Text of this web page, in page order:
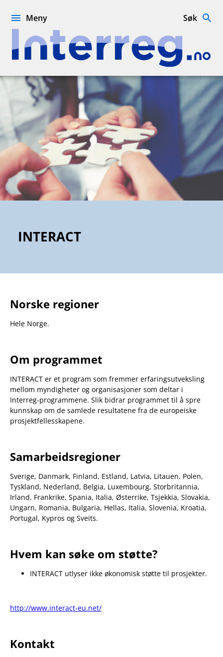
Interreg.no
Meny Søk
INTERACT
INTERACT
Norske regioner
Hele Norge.
Om programmet
INTERACT er et program som fremmer erfaringsutveksling
mellom myndigheter og organisasjoner som deltar i
Interreg-programmene. Slik bidrar programmet til å spre
kunnskap om de samlede resultatene fra de europeiske
prosjektfellesskapene.
Samarbeidsregioner
Sverige, Danmark, Finland, Estland, Latvia, Litauen, Polen,
Tyskland, Nederland, Belgia, Luxembourg, Storbritannia,
Irland, Frankrike, Spania, Italia, Østerrike, Tsjekkia, Slovakia,
Ungarn, Romania, Bulgaria, Hellas, Italia, Slovenia, Kroatia,
Portugal, Kypros og Sveits.
Hvem kan søke om støtte?
INTERACT utlyser ikke økonomisk støtte til prosjekter.
http://www.interact-eu.net/
Kontakt